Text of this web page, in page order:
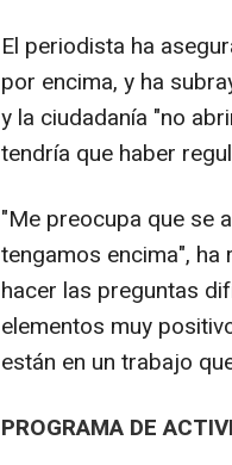
El periodista ha
por encima, y ha
y la ciudadanía "no
tendría que haber
"Me preocupa que se
tengamos encima",
hacer las preguntas
elementos muy
están en un trabajo
PROGRAMA DE